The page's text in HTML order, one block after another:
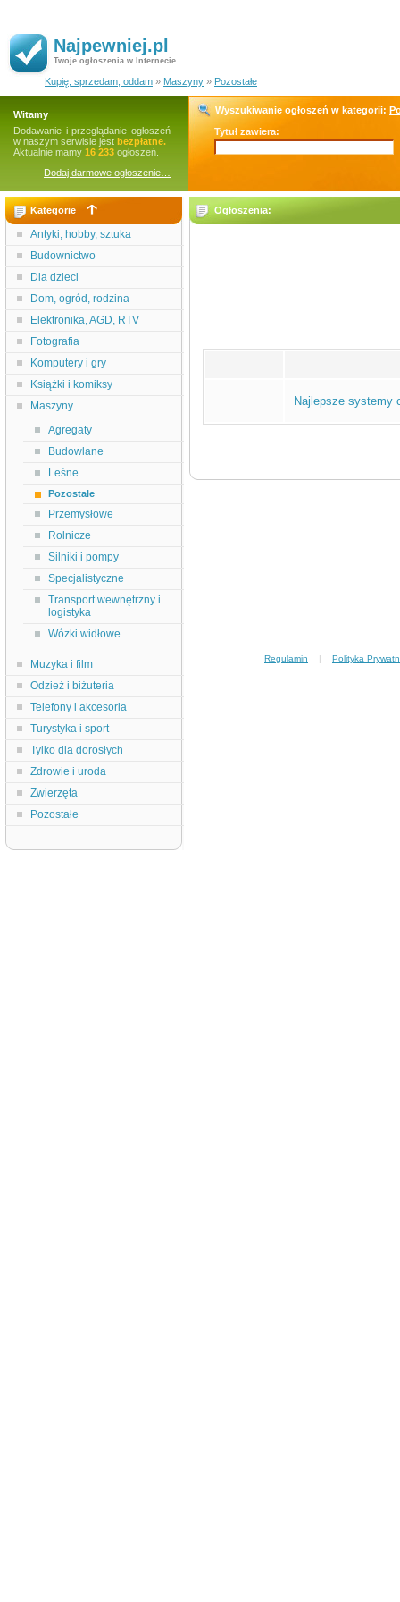
Najpewniej.pl
Twoje ogłoszenia w Internecie..
Kupię, sprzedam, oddam » Maszyny » Pozostałe
Witamy
Dodawanie i przeglądanie ogłoszeń
w naszym serwisie jest bezpłatne.
Aktualnie mamy 16 233 ogłoszeń.
Dodaj darmowe ogłoszenie…
Wyszukiwanie ogłoszeń w kategorii:
Tytuł zawiera:
Kategorie
Antyki, hobby, sztuka
Budownictwo
Dla dzieci
Dom, ogród, rodzina
Elektronika, AGD, RTV
Fotografia
Komputery i gry
Książki i komiksy
Maszyny
Agregaty
Budowlane
Leśne
Pozostałe
Przemysłowe
Rolnicze
Silniki i pompy
Specjalistyczne
Transport wewnętrzny i
logistyka
Wózki widłowe
Muzyka i film
Odzież i biżuteria
Telefony i akcesoria
Turystyka i sport
Tylko dla dorosłych
Zdrowie i uroda
Zwierzęta
Pozostałe
Ogłoszenia:
Najlepsze systemy
Regulamin | Polityka